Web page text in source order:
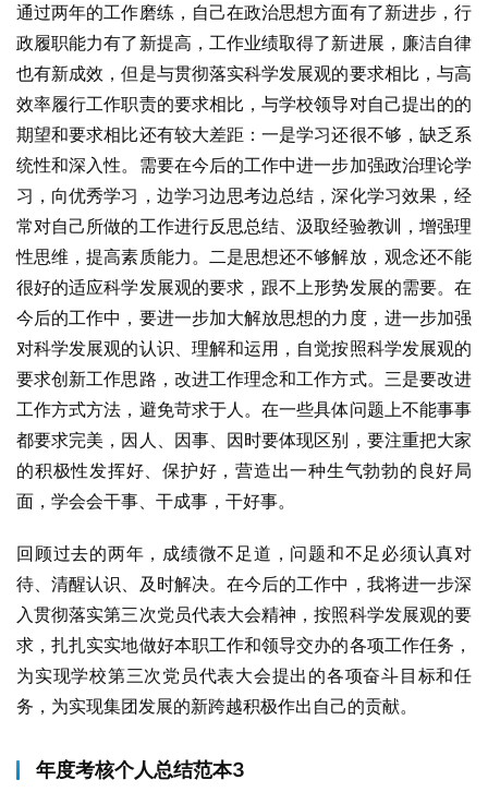
通过两年的工作磨练，自己在政治思想方面有了新进步，行
政履职能力有了新提高，工作业绩取得了新进展，廉洁自律
也有新成效，但是与贯彻落实科学发展观的要求相比，与高
效率履行工作职责的要求相比，与学校领导对自己提出的的
期望和要求相比还有较大差距：一是学习还很不够，缺乏系
统性和深入性。需要在今后的工作中进一步加强政治理论学
习，向优秀学习，边学习边思考边总结，深化学习效果，经
常对自己所做的工作进行反思总结、汲取经验教训，增强理
性思维，提高素质能力。二是思想还不够解放，观念还不能
很好的适应科学发展观的要求，跟不上形势发展的需要。在
今后的工作中，要进一步加大解放思想的力度，进一步加强
对科学发展观的认识、理解和运用，自觉按照科学发展观的
要求创新工作思路，改进工作理念和工作方式。三是要改进
工作方式方法，避免苛求于人。在一些具体问题上不能事事
都要求完美，因人、因事、因时要体现区别，要注重把大家
的积极性发挥好、保护好，营造出一种生气勃勃的良好局
面，学会会干事、干成事，干好事。
回顾过去的两年，成绩微不足道，问题和不足必须认真对
待、清醒认识、及时解决。在今后的工作中，我将进一步深
入贯彻落实第三次党员代表大会精神，按照科学发展观的要
求，扎扎实实地做好本职工作和领导交办的各项工作任务，
为实现学校第三次党员代表大会提出的各项奋斗目标和任
务，为实现集团发展的新跨越积极作出自己的贡献。
年度考核个人总结范本3